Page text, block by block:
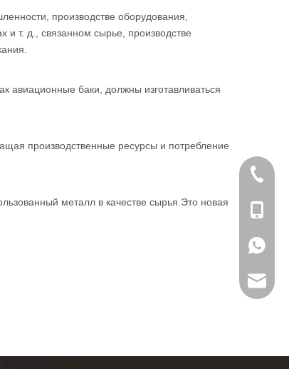
производстве оборудования,
и т. д., связанном сырье, производстве
авиационные баки, должны изготавливаться
производственные ресурсы и потребление
металл в качестве сырья.Это новая
+86-21-